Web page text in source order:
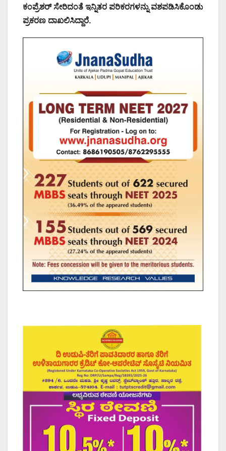
ಕಂಪ್ರೆಶರ್ ಸೇರಿದಂತೆ ಇನ್ನಿತರ ಪರಿಕರಗಳನ್ನು ವಶಪಡಿಸಿಕೊಂಡು
ಪ್ರಕರಣ ದಾಖಲಿಸಿದ್ದಾರೆ.